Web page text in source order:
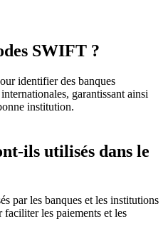
SWIFT ?
identifier des banques
garantissant ainsi
institution.
ils utilisés dans le
par les banques et les institutions
les paiements et les